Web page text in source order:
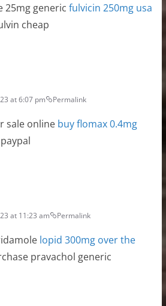
25mg generic fulvicin 250mg usa
cheap
at 6:07 pm Permalink
sale online buy flomax 0.4mg
at 11:23 am Permalink
lopid 300mg over the
pravachol generic